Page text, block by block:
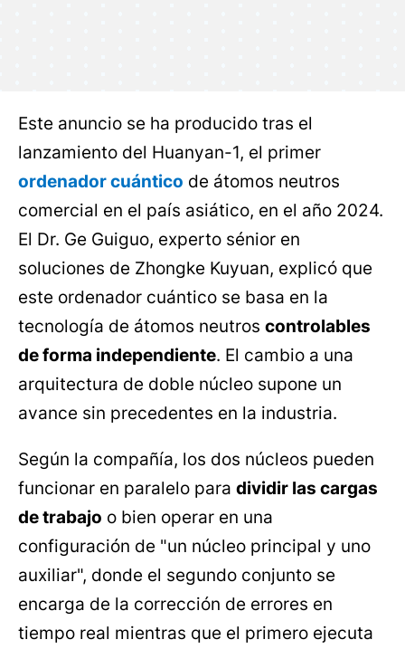
Este anuncio se ha producido tras el
lanzamiento del Huanyan-1, el primer
ordenador cuántico de átomos neutros
comercial en el país asiático, en el año 2024.
El Dr. Ge Guiguo, experto sénior en
soluciones de Zhongke Kuyuan, explicó que
este ordenador cuántico se basa en la
tecnología de átomos neutros controlables
de forma independiente. El cambio a una
arquitectura de doble núcleo supone un
avance sin precedentes en la industria.
Según la compañía, los dos núcleos pueden
funcionar en paralelo para dividir las cargas
de trabajo o bien operar en una
configuración de "un núcleo principal y uno
auxiliar", donde el segundo conjunto se
encarga de la corrección de errores en
tiempo real mientras que el primero ejecuta